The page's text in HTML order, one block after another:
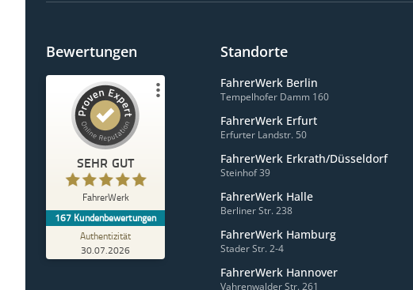
Bewertungen
SEHR GUT
FahrerWerk
167 Kundenbewertungen
Authentizität
30.07.2026
Kundenbewertungen und Erfahrungen zu
100%
ProvenExpert.com
SEHR GUT
4,77 / 5,00
14
ProvenExpert.com
153
Standorte
FahrerWerk Berlin
Tempelhofer Damm 160
FahrerWerk Erfurt
Erfurter Landstr. 50
FahrerWerk Erkrath/Düsseldorf
Steinhof 39
FahrerWerk Halle
Berliner Str. 238
FahrerWerk Hamburg
Stader Str. 2-4
FahrerWerk Hannover
Vahrenwalder Str. 261